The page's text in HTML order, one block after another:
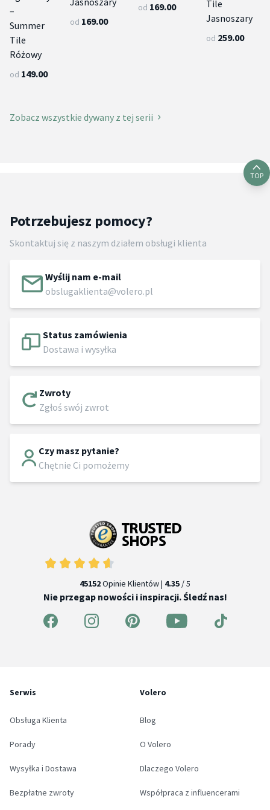
–
Summer
Tile
Różowy
od 149.00
od 169.00
od 169.00
Tile
Jasnoszary
od 259.00
Zobacz wszystkie dywany z tej serii
TOP
Potrzebujesz pomocy?
Skontaktuj się z naszym działem obsługi klienta
Wyślij nam e-mail
obslugaklienta@volero.pl
Status zamówienia
Dostawa i wysyłka
Zwroty
Zgłoś swój zwrot
Czy masz pytanie?
Chętnie Ci pomożemy
45152Opinie Klientów | 4.35 / 5
Nie przegap nowości i inspiracji. Śledź nas!
Serwis
Obsługa Klienta
Porady
Wysyłka i Dostawa
Bezpłatne zwroty
Volero
Blog
O Volero
Dlaczego Volero
Współpraca z influencerami